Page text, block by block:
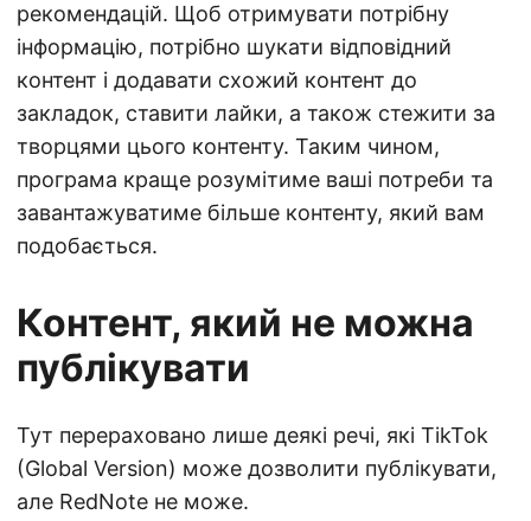
рекомендацій. Щоб отримувати потрібну
інформацію, потрібно шукати відповідний
контент і додавати схожий контент до
закладок, ставити лайки, а також стежити за
творцями цього контенту. Таким чином,
програма краще розумітиме ваші потреби та
завантажуватиме більше контенту, який вам
подобається.
Контент, який не можна
публікувати
Тут перераховано лише деякі речі, які TikTok
(Global Version) може дозволити публікувати,
але RedNote не може.